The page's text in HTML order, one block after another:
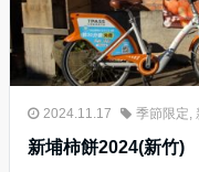
2024.11.17 季節限定,
新埔柿餅2024(新竹)